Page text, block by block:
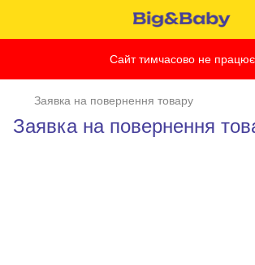
Сайт тимчасово не працює
Заявка на повернення товару
Заявка на повернення